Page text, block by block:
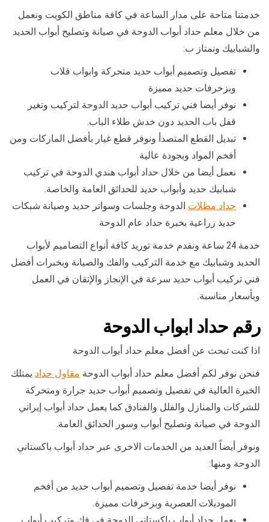
خدمتنا متاحة على مدار الساعة في كافة مناطق الكويت ونعمل
من خلال معلم حداد أبواب الدوحة في صيانة وتصليح أبواب الحديد
والشبابيك ونمتاز ب:
تفصيل وتصميم أبواب حديد متحركة وابواب قلاب
وبزخرفات حديد مميزة
نوفر أيضا فني تركيب أبواب حديد الدوحة لتركيب وتغير
قفل باب الحديد دون خدش طلاء الباب.
تبديل القطع المتصدأ ونوفر قطع غيار بأفضل الماركات ومن
أفخم المواد وبجودة عالية
نعمل أيضا من خلال حداد أبواب هندي الدوحة في تركيب
شبابيك حديد وأبواب حديد للحدائق العامة والخاصة.
حداد مظلات الدوحة وجلسات وسواتر حديد وصيانة شبكات
حديد زراعية بخبرة حداد عام الدوحة
خدمة 24 ساعة ونقدم خدمة توريد كافة أنواع التصاميم لأبواب
الحديد وشبابيك مع خدمة التركيب والفك والصيانة وبخبرات أفضل
فني تركيب أبواب حديد سرعة في الإنجاز والإتقان في العمل
وبأسعار مناسبة.
رقم حداد ابواب الدوحة
اذا كنت تبحث عن أفضل معلم حداد أبواب الدوحة
فنحن نوفر لكم أفضل معلم حداد أبواب الدوحة مقاول حداد يمتلك
الخبرة العالية في تفصيل وتصميم أبواب حديد جرارة ومتحركة
للشركات والمنازل والفلل والفنادق كما يعمل حداد أبواب إيراني
الدوحة في صيانة وتصليح أبواب وسور الحدائق العامة.
ونوفر أيضاً العديد من الخدمات الاخرى عبر حداد أبواب باكستاني
الدوحة ومنها:
نوفر أيضا خدمة تفصيل وتصميم أبواب حديد من أفخم
الموديلات العصرية وبزخرفات مميزة.